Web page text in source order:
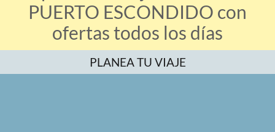
PUERTO ESCONDIDO con
ofertas todos los días
PLANEA TU VIAJE